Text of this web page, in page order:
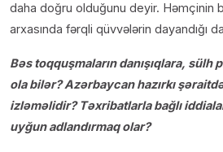
daha doğru olduğunu deyir. Həmçinin
arxasında fərqli qüvvələrin dayandığı
Bəs toqquşmaların danışıqlara,
ola bilər? Azərbaycan hazırkı
izləməlidir? Təxribatlarla bağlı
uyğun adlandırmaq olar?